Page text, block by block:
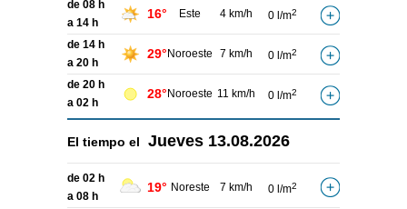
de 08 h
a 14 h
16° Este 4 km/h 0 l/m2
de 14 h
a 20 h
29° Noroeste 7 km/h 0 l/m2
de 20 h
a 02 h
28° Noroeste 11 km/h 0 l/m2
El tiempo el Jueves 13.08.2026
de 02 h
a 08 h
19° Noreste 7 km/h 0 l/m2